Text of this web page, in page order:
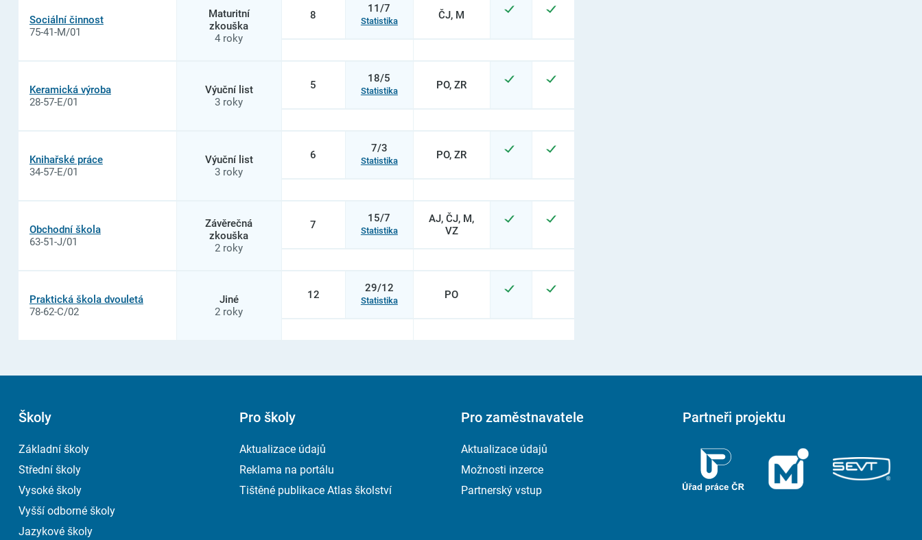
studia
Mateřská
škola
Střední
škola
Sociální činnost
75-41-M/01
Maturitní
zkouška
4 roky
8
11/7
Statistika ČJ, M
Keramická výroba
28-57-E/01
Výuční list
3 roky
5
18/5
Statistika PO, ZR
Knihařské práce
34-57-E/01
Výuční list
3 roky
6
7/3
Statistika PO, ZR
Obchodní škola
63-51-J/01
Závěrečná
zkouška
2 roky
7
15/7
Statistika
AJ, ČJ, M,
VZ
Praktická škola dvouletá
78-62-C/02
Jiné
2 roky
12
29/12
Statistika PO
Školy
Základní školy
Střední školy
Vysoké školy
Vyšší odborné školy
Jazykové školy
Pro školy
Aktualizace údajů
Reklama na portálu
Tištěné publikace Atlas školství
Pro zaměstnavatele
Aktualizace údajů
Možnosti inzerce
Partnerský vstup
Partneři projektu